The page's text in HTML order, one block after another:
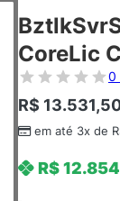
CoreLic
0
R$
em até 3x de
R$